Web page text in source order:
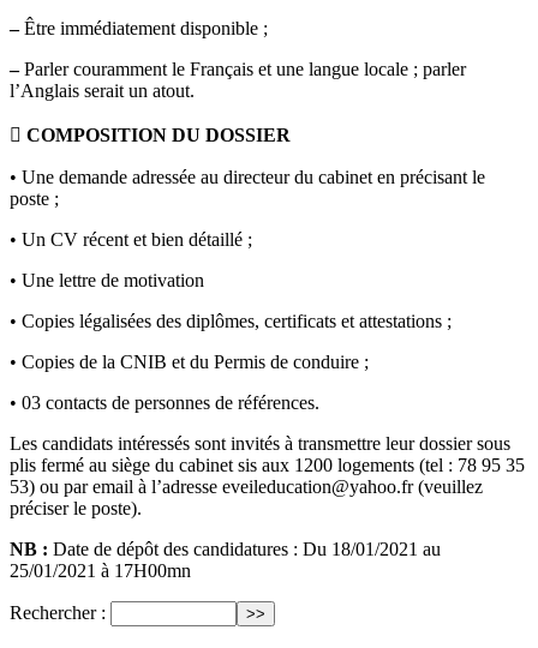
–Être immédiatement disponible ;
–Parler couramment le Français et une langue locale ; parler
l’Anglais serait un atout.
 COMPOSITION DU DOSSIER
• Une demande adressée au directeur du cabinet en précisant le
poste ;
• Un CV récent et bien détaillé ;
• Une lettre de motivation
• Copies légalisées des diplômes, certificats et attestations ;
• Copies de la CNIB et du Permis de conduire ;
• 03 contacts de personnes de références.
Les candidats intéressés sont invités à transmettre leur dossier sous
plis fermé au siège du cabinet sis aux 1200 logements (tel : 78 95 35
53) ou par email à l’adresse eveileducation@yahoo.fr (veuillez
préciser le poste).
NB : Date de dépôt des candidatures : Du 18/01/2021 au
25/01/2021 à 17H00mn
Rechercher :